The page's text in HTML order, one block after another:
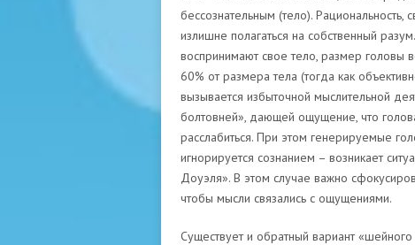
бессознательным (тело). Рациональность,
излишне полагаться на собственный
воспринимают свое тело, размер головы
60% от размера тела (тогда как
вызывается избыточной мыслительной
болтовней», дающей ощущение, что
расслабиться. При этом генерируемые
игнорируется сознанием – возникает
Доуэля». В этом случае важно
чтобы мысли связались с ощущениями.
Существует и обратный вариант